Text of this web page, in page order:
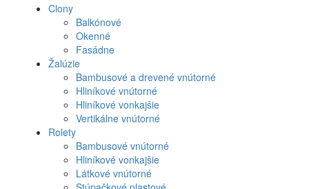
Produkt
menu
Clony
Balkónové
Okenné
Fasádne
Žalúzie
Bambusové a drevené vnútorné
Hliníkové vnútorné
Hliníkové vonkajšie
Vertikálne vnútorné
Rolety
Bambusové vnútorné
Hliníkové vonkajšie
Látkové vnútorné